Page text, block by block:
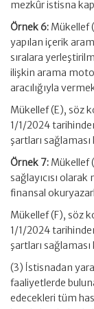
mezkûr istisna
Örnek 6: Mükellef
yapılan içerik
sıralara
ilişkin arama
aracılığıyla
Mükellef (E), söz
1/1/2024
şartları
Örnek 7: Mükellef
sağlayıcısı
finansal
Mükellef (F), söz
1/1/2024
şartları
(3) İstisnadan
faaliyetlerde
edecekleri tüm